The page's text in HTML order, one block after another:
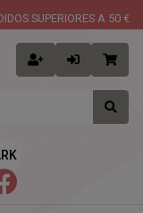
SUPERIORES A 50 €